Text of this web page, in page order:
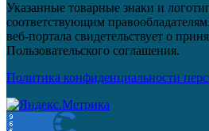
Указанные товарные знаки и
соответствующим
веб-портала свидетельствует о
Пользовательского соглашения.
Политика конфиденциальности